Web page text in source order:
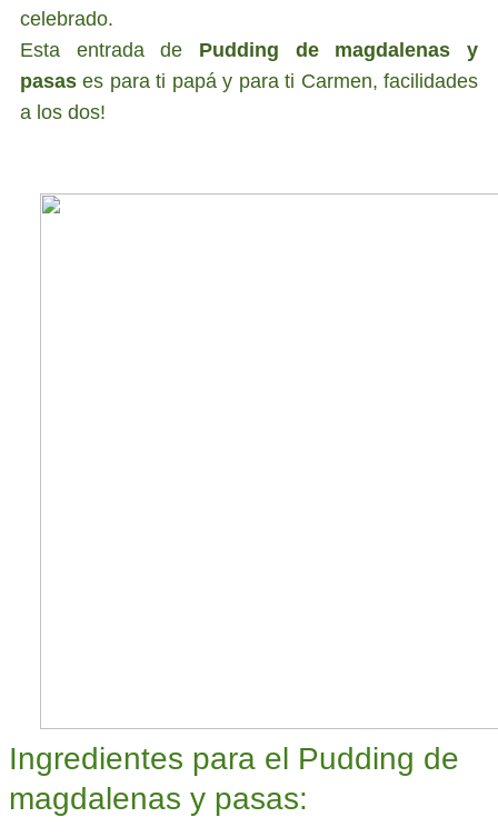
celebrado.
Esta entrada de Pudding de magdalenas y
pasas es para ti papá y para ti Carmen, facilidades
a los dos!
Ingredientes para el Pudding de
magdalenas y pasas: